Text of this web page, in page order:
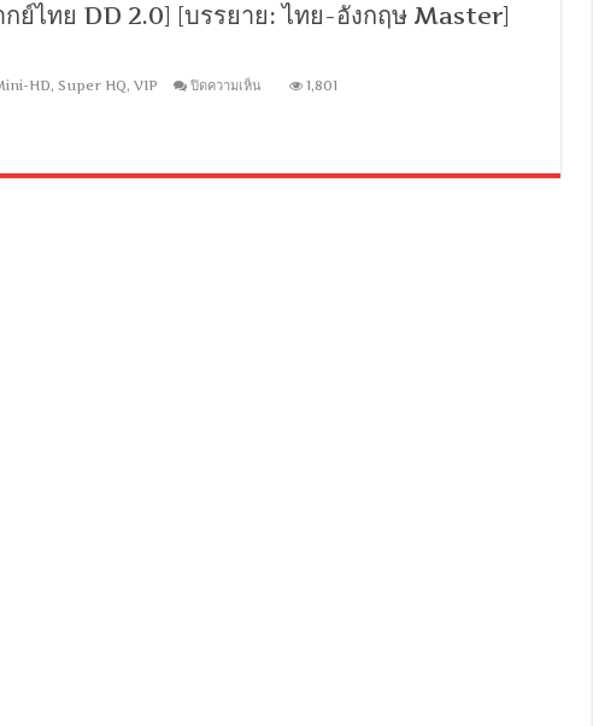
กย์ไทย DD 2.0] [บรรยาย: ไทย-อังกฤษ Master]
HD, Super HQ, VIP ปิดความเห็นบน
(2023)
1,801